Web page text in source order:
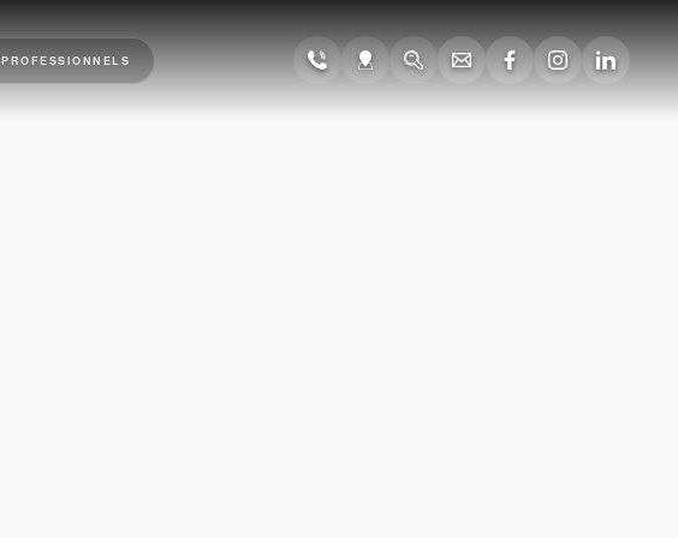
PROFESSIONNELS